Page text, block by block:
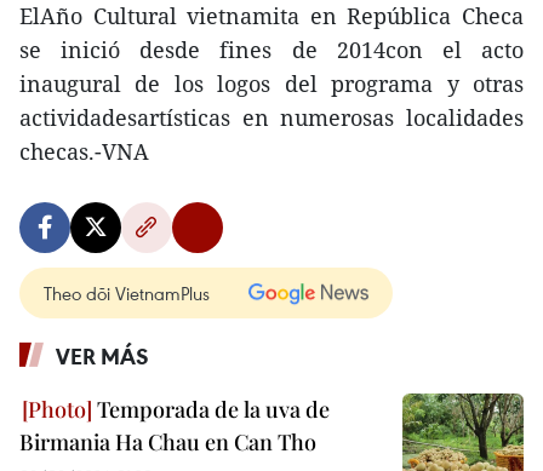
ElAño Cultural vietnamita en República Checa
se inició desde fines de 2014con el acto
inaugural de los logos del programa y otras
actividadesartísticas en numerosas localidades
checas.-VNA
Theo dõi VietnamPlus
VER MÁS
Temporada de la uva de
Birmania Ha Chau en Can Tho